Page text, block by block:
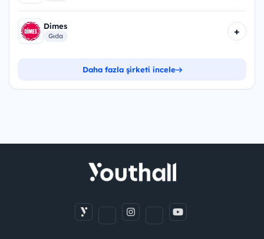
Dimes
Gıda +
Daha fazla şirketi incele